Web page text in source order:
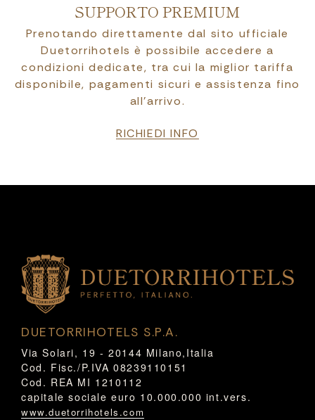
SUPPORTO PREMIUM
Prenotando direttamente dal sito ufficiale
Duetorrihotels è possibile accedere a
condizioni dedicate, tra cui la miglior tariffa
disponibile, pagamenti sicuri e assistenza fino
all’arrivo.
RICHIEDI INFO
DUETORRIHOTELS S.P.A.
Via Solari, 19 - 20144 Milano,Italia
Cod. Fisc./P.IVA 08239110151
Cod. REA MI 1210112
capitale sociale euro 10.000.000 int.vers.
www.duetorrihotels.com